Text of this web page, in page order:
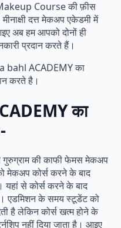
Course की फ़ीस
दत्त मेकअप एकेडमी में
अब हम आपको दोनों ही
प्रदान करते हैं।
bahl ACADEMY का
करते है।
का
की काफी फेमस मेकअप
मेकअप कोर्स करने के बाद
यहां से कोर्स करने के बाद
एडमिशन के समय स्टूडेंट को
है लेकिन कोर्स खत्म होने के
नहीं दिया जाता है। आइए